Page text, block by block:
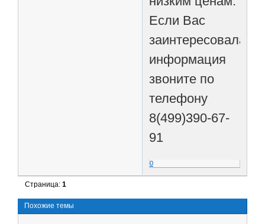
Если Вас
заинтересовала
информация
звоните по
телефону
8(499)390-67-
91
0
Страница:1
Похожие темы